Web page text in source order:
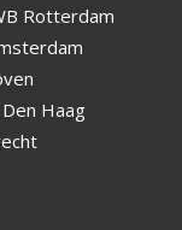
Rotterdam
Haag